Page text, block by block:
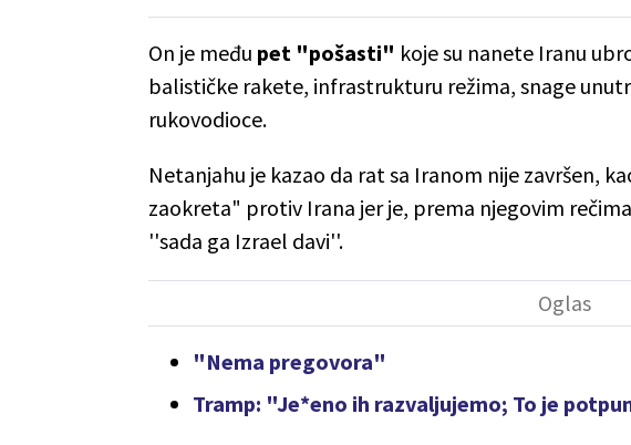
On je među pet "pošasti" koje su nanete Iranu
balističke rakete, infrastrukturu režima, snage
rukovodioce.
Netanjahu je kazao da rat sa Iranom nije završen,
zaokreta" protiv Irana jer je, prema njegovim
''sada ga Izrael davi''.
"Nema pregovora"
Tramp: "Je*eno ih razvaljujemo; To je